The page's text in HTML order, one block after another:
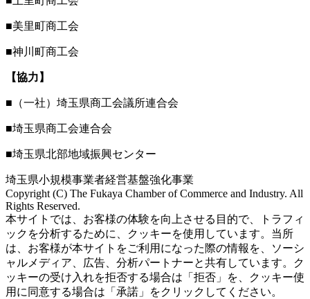
■美里町商工会
■神川町商工会
【協力】
■（一社）埼玉県商工会議所連合会
■埼玉県商工会連合会
■埼玉県北部地域振興センター
埼玉県小規模事業者経営基盤強化事業
Copyright (C) The Fukaya Chamber of Commerce and Industry. All
Rights Reserved.
Aileron Theme byThemeCot ⋅Powered byWordPress
本サイトでは、お客様の体験を向上させる目的で、トラフィ
ックを分析するために、クッキーを使用しています。当所
は、お客様が本サイトをご利用になった際の情報を、ソーシ
ャルメディア、広告、分析パートナーと共有しています。ク
ッキーの受け入れを拒否する場合は「拒否」を、クッキー使
用に同意する場合は「承諾」をクリックしてください。